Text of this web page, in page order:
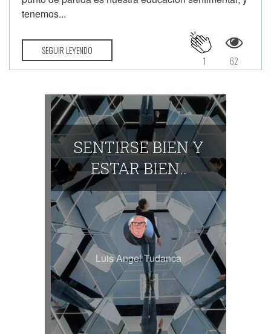
tenemos...
SEGUIR LEYENDO
62
1
SENTIRSE BIEN Y
ESTAR BIEN..
Luis Angel Tudanca